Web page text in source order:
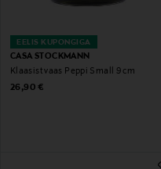
EELIS KUPONGIGA
CASA STOCKMANN
Klaasist vaas Peppi Small 9 cm
Original Price
26,90 €